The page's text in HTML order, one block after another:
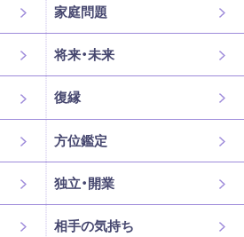
家庭問題
将来・未来
復縁
方位鑑定
独立・開業
相手の気持ち